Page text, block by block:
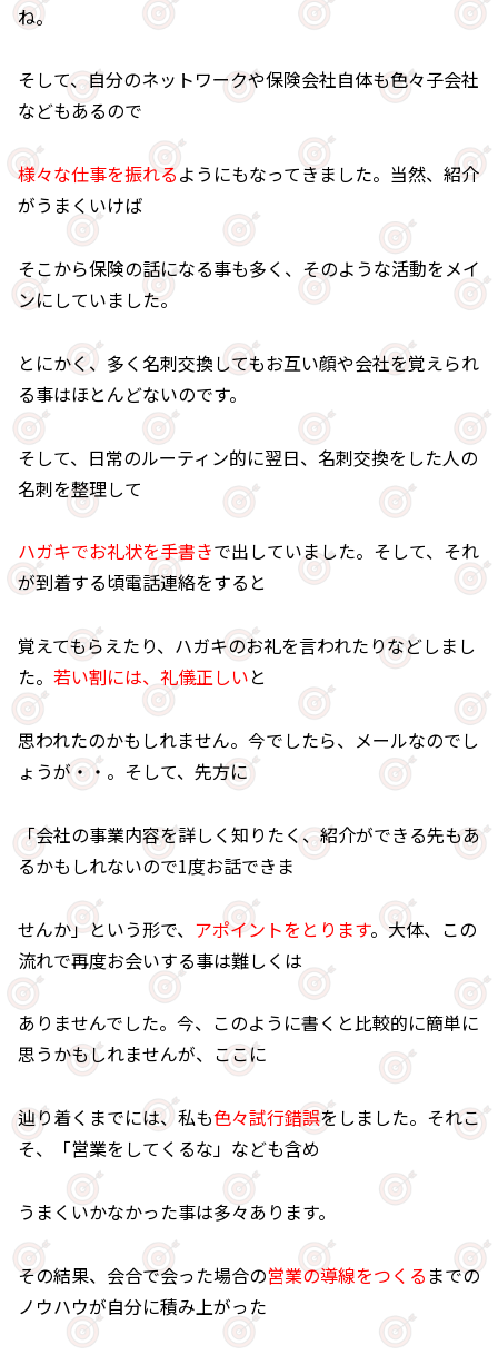
ね。
そして、自分のネットワークや保険会社自体も色々子会社
などもあるので
様々な仕事を振れるようにもなってきました。当然、紹介
がうまくいけば
そこから保険の話になる事も多く、そのような活動をメイ
ンにしていました。
とにかく、多く名刺交換してもお互い顔や会社を覚えられ
る事はほとんどないのです。
そして、日常のルーティン的に翌日、名刺交換をした人の
名刺を整理して
ハガキでお礼状を手書きで出していました。そして、それ
が到着する頃電話連絡をすると
覚えてもらえたり、ハガキのお礼を言われたりなどしまし
た。 若い割には、礼儀正しいと
思われたのかもしれません。今でしたら、メールなのでし
ょうが・・。そして、先方に
「会社の事業内容を詳しく知りたく、紹介ができる先もあ
るかもしれないので1度お話できま
せんか」という形で、 アポイントをとります。大体、この
流れで再度お会いする事は難しくは
ありませんでした。今、このように書くと比較的に簡単に
思うかもしれませんが、ここに
辿り着くまでには、私も色々試行錯誤をしました。それこ
そ、「営業をしてくるな」なども含め
うまくいかなかった事は多々あります。
その結果、会合で会った場合の営業の導線をつくる までの
ノウハウが自分に積み上がった